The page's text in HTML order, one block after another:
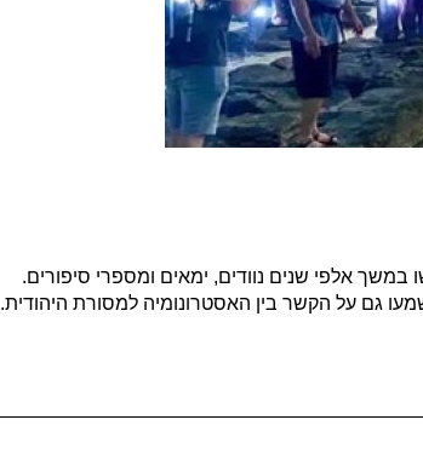
אלפי שנים נוודים, ימאים ומספרי סיפורים.
גם על הקשר בין האסטרונומיה למסורת היהודית.